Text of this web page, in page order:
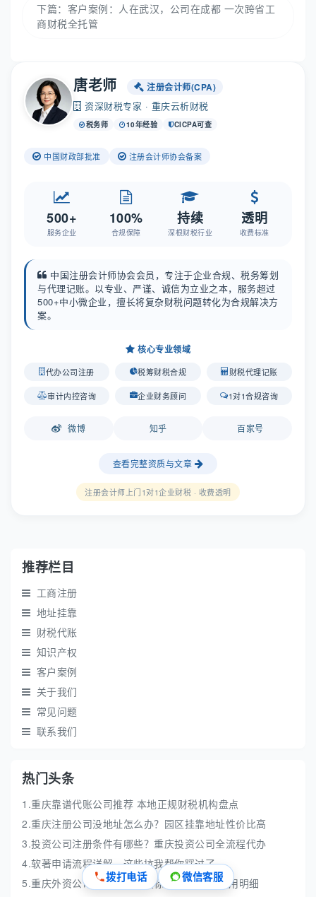
下篇： 客户案例：人在武汉，公司在成都 一次跨省工
商财税全托管
唐老师 注册会计师(CPA)
资深财税专家 · 重庆云析财税
税务师 10年经验 CICPA可查
中国财政部批准 注册会计师协会备案
500+
服务企业
100%
合规保障
持续
深根财税行业
透明
收费标准
中国注册会计师协会会员，专注于企业合规、税务筹划
与代理记账。以专业、严谨、诚信为立业之本，服务超过
500+中小微企业，擅长将复杂财税问题转化为合规解决方
案。
核心专业领域
代办公司注册 税筹财税合规 财税代理记账
审计内控咨询 企业财务顾问 1对1合规咨询
微博 知乎 百家号
查看完整资质与文章
注册会计师上门1对1企业财税 · 收费透明
推荐栏目
工商注册
地址挂靠
财税代账
知识产权
客户案例
关于我们
常见问题
联系我们
热门头条
1.重庆靠谱代账公司推荐 本地正规财税机构盘点
2.重庆注册公司没地址怎么办？园区挂靠地址性价比高
3.投资公司注册条件有哪些？重庆投资公司全流程代办
4.软著申请流程详解，这些坑我帮你踩过了
5.重庆外资公司注册代办收费标准 手续流程费用明细
拨打电话 微信客服